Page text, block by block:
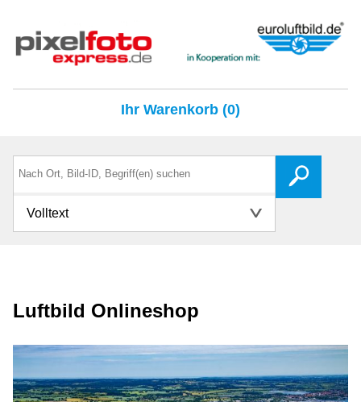
Ihr Warenkorb (0)
Volltext
Luftbild Onlineshop